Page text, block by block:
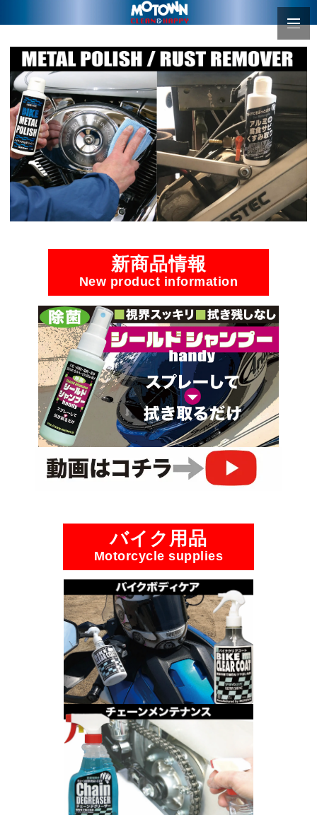
新商品情報
New product information
バイク用品
Motorcycle supplies